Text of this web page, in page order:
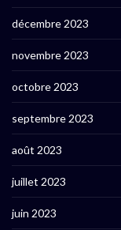
décembre 2023
novembre 2023
octobre 2023
septembre 2023
août 2023
juillet 2023
juin 2023